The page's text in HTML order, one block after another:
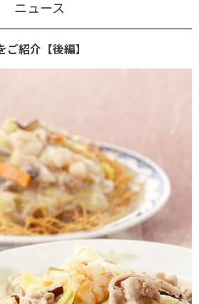
ニュース
紹介【後編】